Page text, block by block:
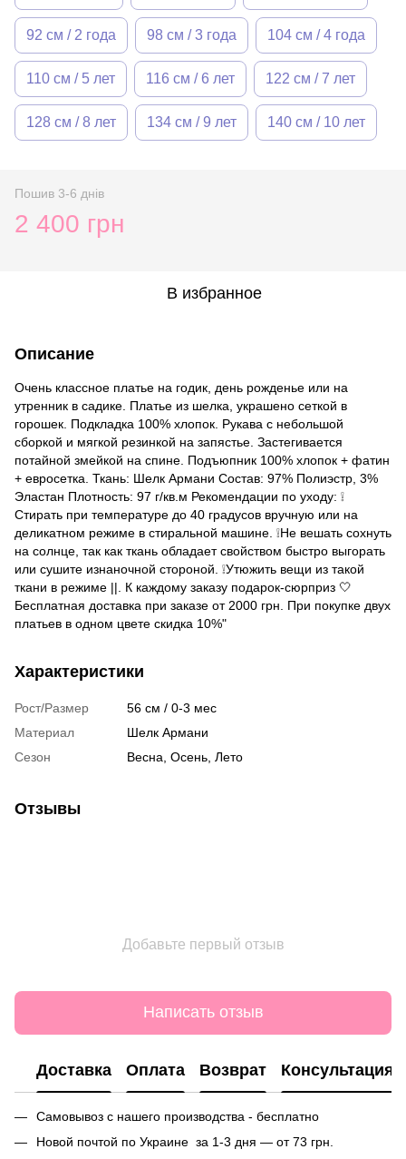
92 см / 2 года 98 см / 3 года 104 см / 4 года
110 см / 5 лет 116 см / 6 лет 122 см / 7 лет
128 см / 8 лет 134 см / 9 лет 140 см / 10 лет
Пошив 3-6 днів
2 400 грн
В избранное
Описание
Очень классное платье на годик, день рожденье или на
утренник в садике. Платье из шелка, украшено сеткой в
горошек. Подкладка 100% хлопок. Рукава с небольшой
сборкой и мягкой резинкой на запястье. Застегивается
потайной змейкой на спине. Подъюпник 100% хлопок + фатин
+ евросетка. Ткань: Шелк Армани Состав: 97% Полиэстр, 3%
Эластан Плотность: 97 г/кв.м Рекомендации по уходу: ❕
Стирать при температуре до 40 градусов вручную или на
деликатном режиме в стиральной машине. ❕Не вешать сохнуть
на солнце, так как ткань обладает свойством быстро выгорать
или сушите изнаночной стороной. ❕Утюжить вещи из такой
ткани в режиме ||. К каждому заказу подарок-сюрприз 🤍
Бесплатная доставка при заказе от 2000 грн. При покупке двух
платьев в одном цвете скидка 10%"
Характеристики
Рост/Размер
56 см / 0-3 мес
Материал
Шелк Армани
Сезон
Весна, Осень, Лето
Отзывы
Добавьте первый отзыв
Написать отзыв
Доставка Оплата Возврат Консультация
Самовывоз с нашего производства - бесплатно
Новой почтой по Украине за 1-3 дня — от 73 грн.